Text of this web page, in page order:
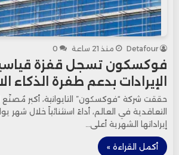
Detafour منذ 21 ساعة 0
فوكسكون تسجل قفزة
الإيرادات بدعم طفرة الذكاء
حققت شركة “فوكسكون” التايوانية، أكبر مُصنّع
التعاقدية في العالم، أداءً استثنائياً خلال شهر
إيراداتها الشهرية أعلى…
أكمل القراءة »